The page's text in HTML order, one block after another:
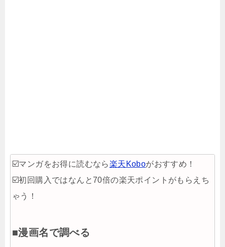
☑️マンガをお得に読むなら楽天Koboがおすすめ！
☑️初回購入ではなんと70倍の楽天ポイントがもらえち
ゃう！
■漫画名で調べる